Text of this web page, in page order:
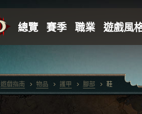
遊戲指南 物品 護甲 腳部 鞋